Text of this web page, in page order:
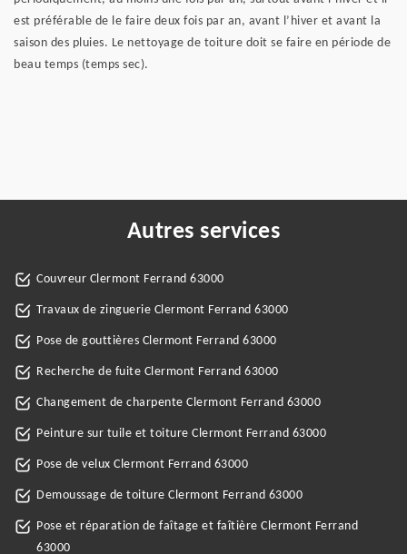
est préférable de le faire deux fois par an, avant l’hiver et avant la
saison des pluies. Le nettoyage de toiture doit se faire en période de
beau temps (temps sec).
Autres services
Couvreur Clermont Ferrand 63000
Travaux de zinguerie Clermont Ferrand 63000
Pose de gouttières Clermont Ferrand 63000
Recherche de fuite Clermont Ferrand 63000
Changement de charpente Clermont Ferrand 63000
Peinture sur tuile et toiture Clermont Ferrand 63000
Pose de velux Clermont Ferrand 63000
Demoussage de toiture Clermont Ferrand 63000
Pose et réparation de faîtage et faîtière Clermont Ferrand
63000